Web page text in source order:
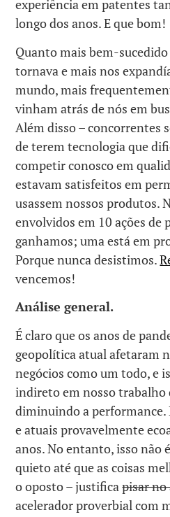
experiência em patentes
longo dos anos. E que bom!
Quanto mais bem-
tornava e mais nos
mundo, mais
vinham atrás de nós em
Além disso – concorrentes
de terem tecnologia que
competir conosco em
estavam satisfeitos em
usassem nossos produtos.
envolvidos em 10 ações de
ganhamos; uma está em
Porque nunca desistimos.
vencemos!
Análise general.
É claro que os anos de
geopolítica atual afetaram
negócios como um todo, e
indireto em nosso trabalho
diminuindo a performance.
e atuais provavelmente
anos. No entanto, isso não
quieto até que as coisas
o oposto – justificapisar no
acelerador proverbial com